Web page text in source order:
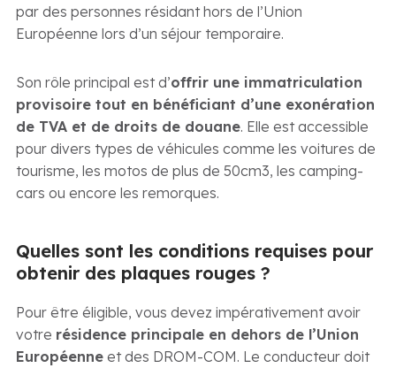
par des personnes résidant hors de l’Union
Européenne lors d’un séjour temporaire.
Son rôle principal est d’offrir une immatriculation
provisoire tout en bénéficiant d’une exonération
de TVA et de droits de douane. Elle est accessible
pour divers types de véhicules comme les voitures de
tourisme, les motos de plus de 50cm3, les camping-
cars ou encore les remorques.
Quelles sont les conditions requises pour
obtenir des plaques rouges ?
Pour être éligible, vous devez impérativement avoir
votre résidence principale en dehors de l’Union
Européenneet des DROM-COM. Le conducteur doit